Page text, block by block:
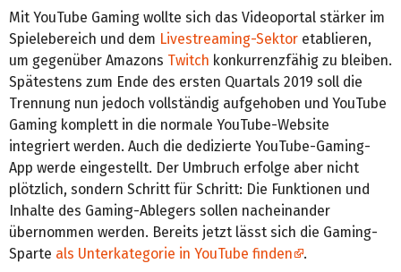
Mit YouTube Gaming wollte sich das Videoportal stärker im
Spielebereich und dem Livestreaming-Sektor etablieren,
um gegenüber Amazons Twitch konkurrenzfähig zu bleiben.
Spätestens zum Ende des ersten Quartals 2019 soll die
Trennung nun jedoch vollständig aufgehoben und YouTube
Gaming komplett in die normale YouTube-Website
integriert werden. Auch die dedizierte YouTube-Gaming-
App werde eingestellt. Der Umbruch erfolge aber nicht
plötzlich, sondern Schritt für Schritt: Die Funktionen und
Inhalte des Gaming-Ablegers sollen nacheinander
übernommen werden. Bereits jetzt lässt sich die Gaming-
Sparte als Unterkategorie in YouTube finden .